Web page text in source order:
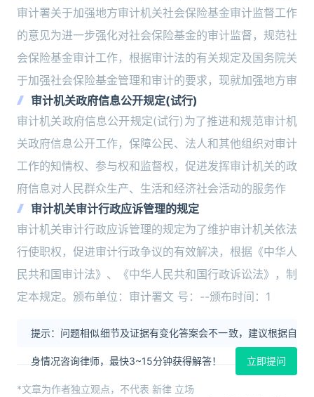
工作的意见
审计署关于加强地方审计机关社会保险基金审计监督工作
的意见为进一步强化对社会保险基金的审计监督，规范社
会保险基金审计工作，根据审计法的有关规定及国务院关
于加强社会保险基金管理和审计的要求，现就加强地方审
审计机关政府信息公开规定(试行)
审计机关政府信息公开规定(试行)为了推进和规范审计机
关政府信息公开工作，保障公民、法人和其他组织对审计
工作的知情权、参与权和监督权，促进发挥审计机关的政
府信息对人民群众生产、生活和经济社会活动的服务作
审计机关审计行政应诉管理的规定
审计机关审计行政应诉管理的规定为了维护审计机关依法
行使职权，促进审计行政争议的有效解决，根据《中华人
民共和国审计法》、《中华人民共和国行政诉讼法》，制
定本规定。颁布单位：审计署文 号：--颁布时间：1
提示：问题相似细节及证据有变化答案会不一致，建议根据自
身情况咨询律师，最快3~15分钟获得解答！ 立即提问
*文章为作者独立观点，不代表 新律 立场